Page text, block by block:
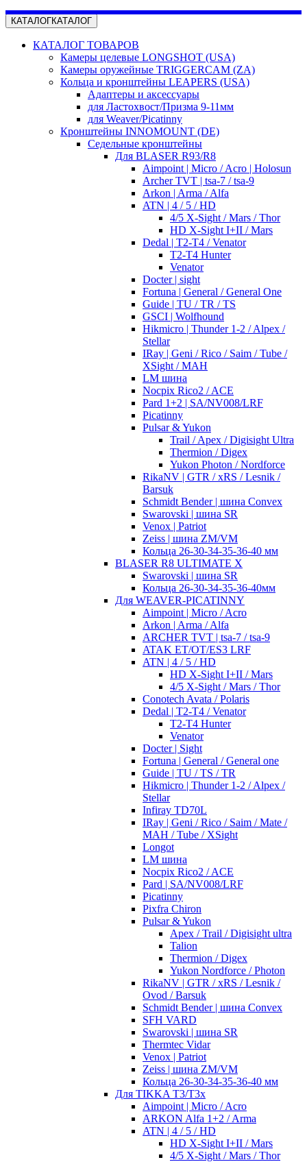
КАТАЛОГКАТАЛОГ
КАТАЛОГ ТОВАРОВ
Камеры целевые LONGSHOT (USA)
Камеры оружейные TRIGGERCAM (ZA)
Кольца и кронштейны LEAPERS (USA)
Адаптеры и аксессуары
для Ластохвост/Призма 9-11мм
для Weaver/Picatinny
Кронштейны INNOMOUNT (DE)
Седельные кронштейны
Для BLASER R93/R8
Aimpoint | Micro / Acro | Holosun
Archer TVT | tsa-7 / tsa-9
Arkon | Arma / Alfa
ATN | 4 / 5 / HD
4/5 X-Sight / Mars / Thor
HD X-Sight I+II / Mars
Dedal | T2-T4 / Venator
T2-T4 Hunter
Venator
Docter | sight
Fortuna | General / General One
Guide | TU / TR / TS
GSCI | Wolfhound
Hikmicro | Thunder 1-2 / Alpex /
Stellar
IRay | Geni / Rico / Saim / Tube /
XSight / MAH
LM шина
Nocpix Rico2 / ACE
Pard 1+2 | SA/NV008/LRF
Picatinny
Pulsar & Yukon
Trail / Apex / Digisight Ultra
Thermion / Digex
Yukon Photon / Nordforce
RikaNV | GTR / xRS / Lesnik /
Barsuk
Schmidt Bender | шина Convex
Swarovski | шина SR
Venox | Patriot
Zeiss | шина ZM/VM
Кольца 26-30-34-35-36-40 мм
BLASER R8 ULTIMATE X
Swarovski | шина SR
Кольца 26-30-34-35-36-40мм
Для WEAVER-PICATINNY
Aimpoint | Micro / Acro
Arkon | Arma / Alfa
ARCHER TVT | tsa-7 / tsa-9
ATAK ET/OT/ES3 LRF
ATN | 4 / 5 / HD
HD X-Sight I+II / Mars
4/5 X-Sight / Mars / Thor
Conotech Avata / Polaris
Dedal | T2-T4 / Venator
T2-T4 Hunter
Venator
Docter | Sight
Fortuna | General / General one
Guide | TU / TS / TR
Hikmicro | Thunder 1-2 / Alpex /
Stellar
Infiray TD70L
IRay | Geni / Rico / Saim / Mate /
MAH / Tube / XSight
Longot
LM шина
Nocpix Rico2 / ACE
Pard | SA/NV008/LRF
Picatinny
Pixfra Chiron
Pulsar & Yukon
Apex / Trail / Digisight ultra
Talion
Thermion / Digex
Yukon Nordforce / Photon
RikaNV | GTR / xRS / Lesnik /
Ovod / Barsuk
Schmidt Bender | шина Convex
SFH VARD
Swarovski | шина SR
Thermtec Vidar
Venox | Patriot
Zeiss | шина ZM/VM
Кольца 26-30-34-35-36-40 мм
Для TIKKA T3/T3x
Aimpoint | Micro / Acro
ARKON Alfa 1+2 / Arma
ATN | 4 / 5 / HD
HD X-Sight I+II / Mars
4/5 X-Sight / Mars / Thor